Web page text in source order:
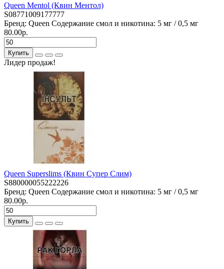
Queen Mentol (Квин Ментол)
S08771009177777
Бренд: Queen Содержание смол и никотина: 5 мг / 0,5 мг
80.00р.
Купить
Лидер продаж!
Queen Superslims (Квин Супер Слим)
S880000055222226
Бренд: Queen Содержание смол и никотина: 5 мг / 0,5 мг
80.00р.
Купить